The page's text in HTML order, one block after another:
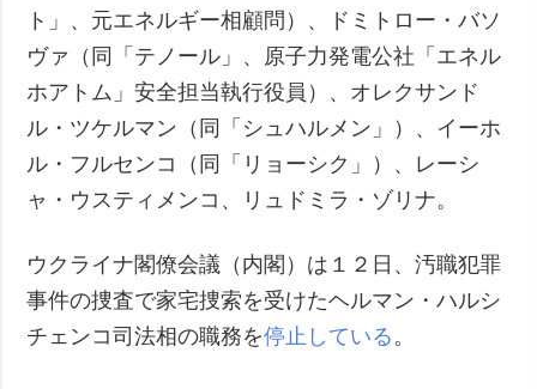
ト」、元エネルギー相顧問）、ドミトロー・バソ
ヴァ（同「テノール」、原子力発電公社「エネル
ホアトム」安全担当執行役員）、オレクサンド
ル・ツケルマン（同「シュハルメン」）、イーホ
ル・フルセンコ（同「リョーシク」）、レーシ
ャ・ウスティメンコ、リュドミラ・ゾリナ。
ウクライナ閣僚会議（内閣）は１２日、汚職犯罪
事件の捜査で家宅捜索を受けたヘルマン・ハルシ
チェンコ司法相の職務を停止している 。